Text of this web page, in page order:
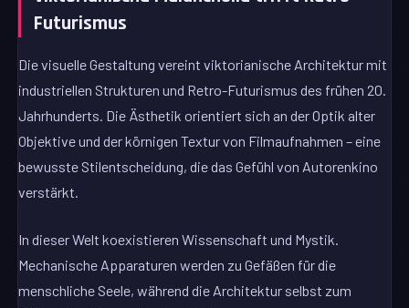
Futurismus
Die visuelle Gestaltung vereint viktorianische Architektur mit
industriellen Strukturen und Retro-Futurismus des frühen 20.
Jahrhunderts. Die Ästhetik orientiert sich an der Optik alter
Objektive und der körnigen Textur von Filmaufnahmen – eine
bewusste Stilentscheidung, die das Gefühl von Autorenkino
verstärkt.
In dieser Welt koexistieren Wissenschaft und Mystik.
Mechanische Apparaturen werden zu Gefäßen für die
menschliche Seele, während die Architektur selbst zum